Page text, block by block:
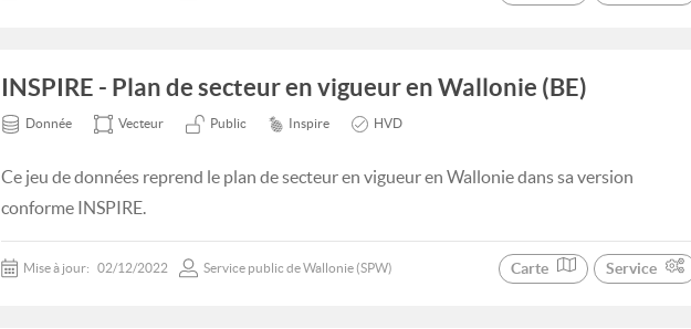
INSPIRE - Plan de secteur en vigueur en Wallonie (BE)
Donnée Vecteur Public Inspire HVD
Ce jeu de données reprend le plan de secteur en vigueur en Wallonie dans sa version
conforme INSPIRE.
Mise à jour: 02/12/2022 Service public de Wallonie (SPW) Carte Service